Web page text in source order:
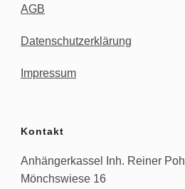
AGB
Datenschutzerklärung
Impressum
Kontakt
Anhängerkassel Inh. Reiner Pohl
Mönchswiese 16